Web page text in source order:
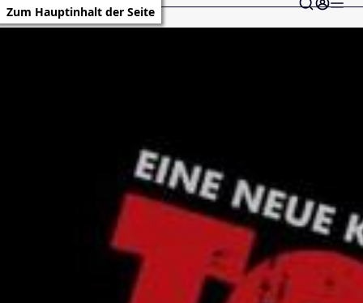
Zum Hauptinhalt der Seite